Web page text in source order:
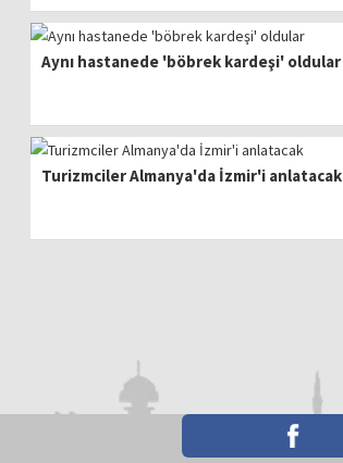
Aynı hastanede 'böbrek kardeşi' oldular
Turizmciler Almanya'da İzmir'i anlatacak